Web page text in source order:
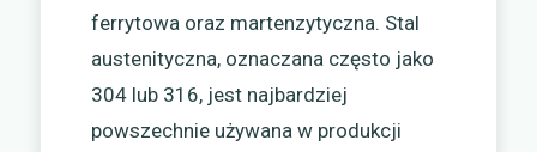
ferrytowa oraz martenzytyczna. Stal
austenityczna, oznaczana często jako
304 lub 316, jest najbardziej
powszechnie używana w produkcji